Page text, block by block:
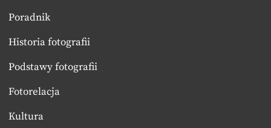
Poradnik
Historia fotografii
Podstawy fotografii
Fotorelacja
Kultura